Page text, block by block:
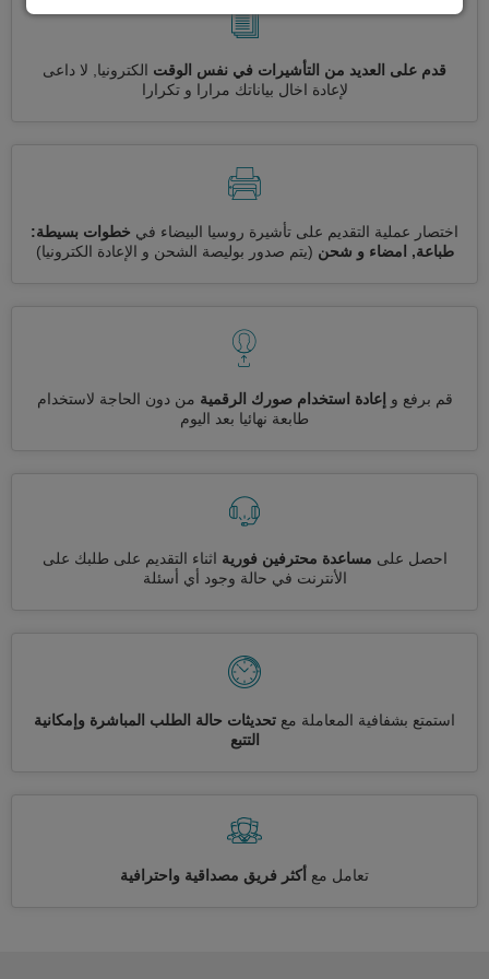
قدم على العديد من التأشيرات في نفس الوقت الكترونيا, لا داعى
لإعادة اخال بياناتك مرارا و تكرارا
اختصار عملية التقديم على تأشيرة روسيا البيضاء في خطوات بسيطة:
طباعة, امضاء و شحن (يتم صدور بوليصة الشحن و الإعادة الكترونيا)
قم برفع و إعادة استخدام صورك الرقمية من دون الحاجة لاستخدام
طابعة نهائيا بعد اليوم
احصل على مساعدة محترفين فورية اثناء التقديم على طلبك على
الأنترنت في حالة وجود أي أسئلة
استمتع بشفافية المعاملة مع تحديثات حالة الطلب المباشرة وإمكانية
التتبع
تعامل مع أكثر فريق مصداقية واحترافية